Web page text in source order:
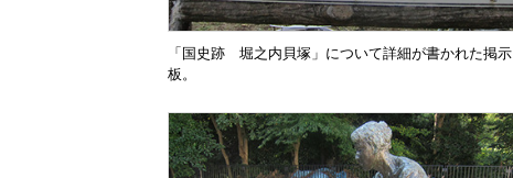
「国史跡 堀之内貝塚」について詳細が書かれた掲示
板。